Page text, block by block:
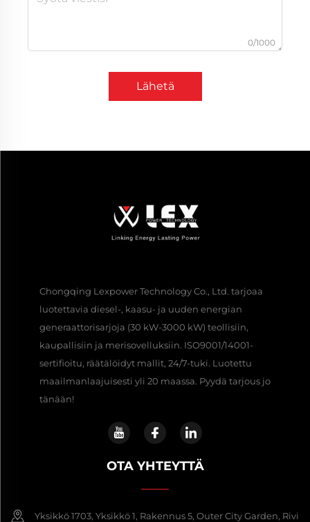
0/1000
Lähetä
Chongqing Lexpower Technology Co., Ltd. tarjoaa
luotettavia diesel-, kaasu- ja uuden energian
generaattorisarjoja (30 kW-3000 kW) teollisiin,
kaupallisiin ja merisovelluksiin. ISO9001/14001-
sertifioitu, räätälöidyt mallit, 24/7-tuki. Luotettu
maailmanlaajuisesti yli 20 maassa. Pyydä tarjous jo
tänään!
OTA YHTEYTTÄ
Yksikkö 1703, Yksikkö 1, Rakennus 5, Outer City Garden, Rivi